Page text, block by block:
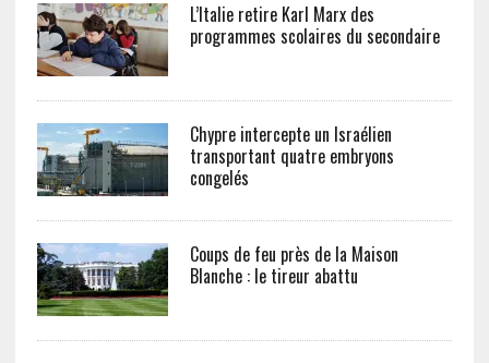
L’Italie retire Karl Marx des
programmes scolaires du secondaire
Chypre intercepte un Israélien
transportant quatre embryons
congelés
Coups de feu près de la Maison
Blanche : le tireur abattu